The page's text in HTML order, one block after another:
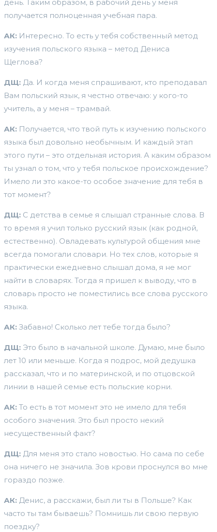
день. Таким образом, в рабочий день у меня
получается полноценная учебная пара.
АК: Интересно. То есть у тебя собственный метод
изучения польского языка – метод Дениса
Щеглова?
ДЩ: Да. И когда меня спрашивают, кто преподавал
Вам польский язык, я честно отвечаю: у кого-то
учитель, а у меня – трамвай.
АК: Получается, что твой путь к изучению польского
языка был довольно необычным. И каждый этап
этого пути – это отдельная история. А каким образом
ты узнал о том, что у тебя польское происхождение?
Имело ли это какое-то особое значение для тебя в
тот момент?
ДЩ: С детства в семье я слышал странные слова. В
то время я учил только русский язык (как родной,
естественно). Овладевать культурой общения мне
всегда помогали словари. Но тех слов, которые я
практически ежедневно слышал дома, я не мог
найти в словарях. Тогда я пришел к выводу, что в
словарь просто не поместились все слова русского
языка.
АК: Забавно! Сколько лет тебе тогда было?
ДЩ: Это было в начальной школе. Думаю, мне было
лет 10 или меньше. Когда я подрос, мой дедушка
рассказал, что и по материнской, и по отцовской
линии в нашей семье есть польские корни.
АК: То есть в тот момент это не имело для тебя
особого значения. Это был просто некий
несущественный факт?
ДЩ: Для меня это стало новостью. Но сама по себе
она ничего не значила. Зов крови проснулся во мне
гораздо позже.
АК: Денис, а расскажи, был ли ты в Польше? Как
часто ты там бываешь? Помнишь ли свою первую
поездку?